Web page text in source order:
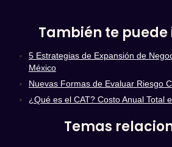
También te
5 Estrategias de Expansión de
México
Nuevas Formas de Evaluar Riesgo
¿Qué es el CAT? Costo Anual Total
Temas